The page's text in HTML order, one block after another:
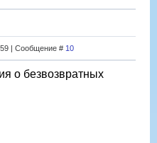
| Сообщение # 10
о безвозвратных